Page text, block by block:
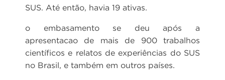
SUS. Até então, havia 19 ativas.
o embasamento se deu após a
apresentacao de mais de 900 trabalhos
científicos e relatos de experiências do SUS
no Brasil, e também em outros países.